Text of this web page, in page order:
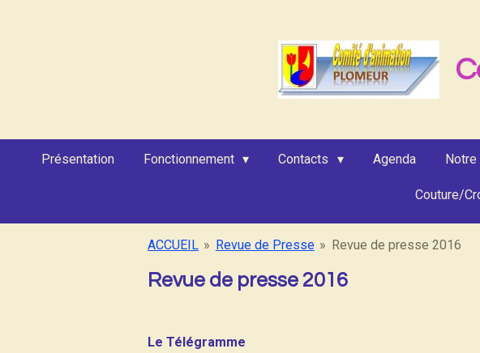
Présentation Fonctionnement Contacts Agenda Notre
Couture/
ACCUEIL » Revue de Presse » Revue de presse 2016
Revue de presse 2016
Le Télégramme